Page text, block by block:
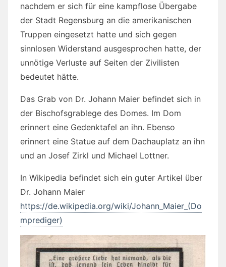
nachdem er sich für eine kampflose Übergabe
der Stadt Regensburg an die amerikanischen
Truppen eingesetzt hatte und sich gegen
sinnlosen Widerstand ausgesprochen hatte, der
unnötige Verluste auf Seiten der Zivilisten
bedeutet hätte.
Das Grab von Dr. Johann Maier befindet sich in
der Bischofsgrablege des Domes. Im Dom
erinnert eine Gedenktafel an ihn. Ebenso
erinnert eine Statue auf dem Dachauplatz an ihn
und an Josef Zirkl und Michael Lottner.
In Wikipedia befindet sich ein guter Artikel über
Dr. Johann Maier
https://de.wikipedia.org/wiki/Johann_Maier_(Do
mprediger)